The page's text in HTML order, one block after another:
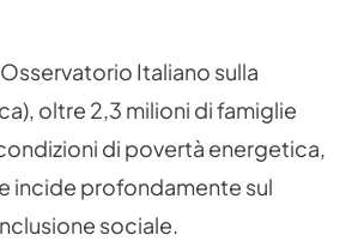
Italiano sulla
oltre 2,3 milioni di famiglie
di povertà energetica,
incide profondamente sul
sociale.